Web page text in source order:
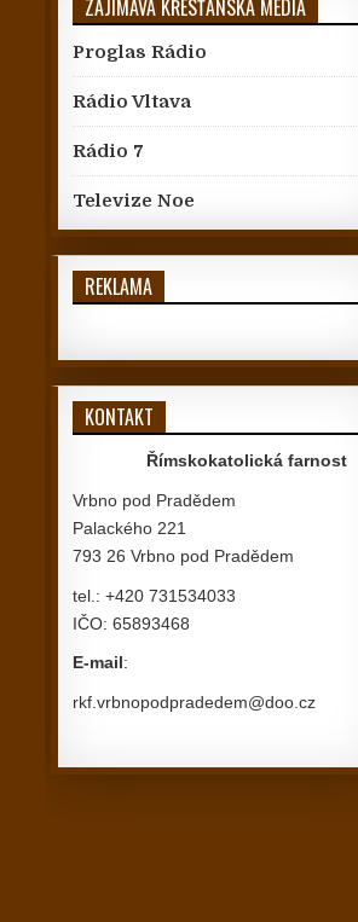
ZAJÍMAVÁ KŘESŤANSKÁ MÉDIA
Proglas Rádio
Rádio Vltava
Rádio 7
Televize Noe
REKLAMA
KONTAKT
Římskokatolická farnost
Vrbno pod Pradědem
Palackého 221
793 26 Vrbno pod Pradědem
tel.: +420 731534033
IČO: 65893468
E-mail:
rkf.vrbnopodpradedem@doo.cz